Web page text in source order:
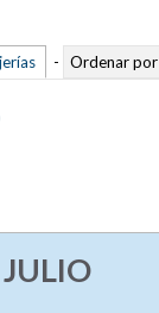
- Ordenar por
JULIO